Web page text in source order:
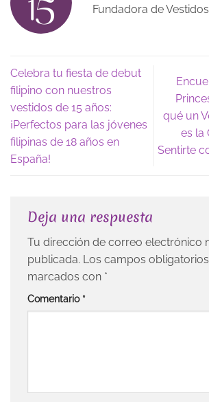
Fundadora de
Celebra tu fiesta de debut
filipino con nuestros
vestidos de 15 años:
¡Perfectos para las jóvenes
filipinas de 18 años en
España!
qué un
es la
Sentirte
Deja una respuesta
Tu dirección de correo electrónico
publicada. Los campos
marcados con *
Comentario *